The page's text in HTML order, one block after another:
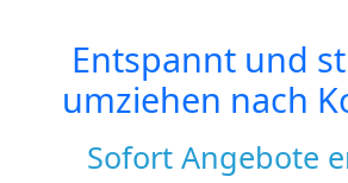
Entspannt und
umziehen nach
Sofort Angebote